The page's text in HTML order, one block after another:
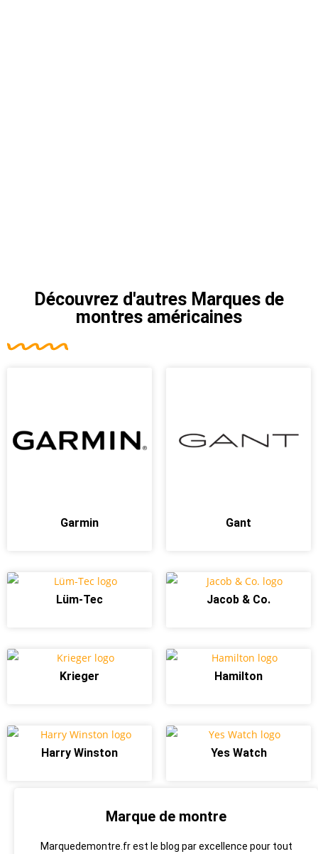
Découvrez d'autres Marques de
montres américaines
Garmin Gant
Lüm-Tec Jacob & Co.
Krieger Hamilton
Harry Winston Yes Watch
Marque de montre
Marquedemontre.fr est le blog par excellence pour tout